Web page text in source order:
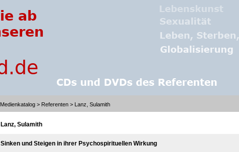
Medienkatalog > Referenten > Lanz, Sulamith
Lanz, Sulamith
Sinken und Steigen in ihrer Psychospirituellen Wirkung